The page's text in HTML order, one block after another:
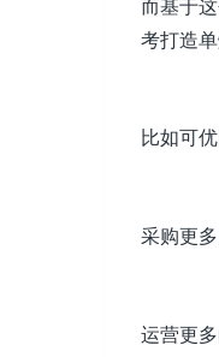
而基于
考打造
比如可
采购更多
运营更